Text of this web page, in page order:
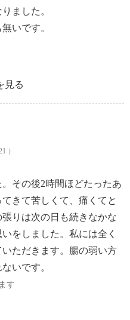
ました。
いです。
見る
）
その後2時間ほどたったあ
きて苦しくて、痛くてと
りは次の日も続きなかな
をしました。私には全く
ただきます。腸の弱い方
いです。
す